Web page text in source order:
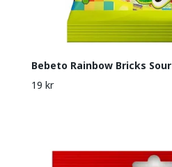
Bebeto Rainbow Bricks Sour
19 kr